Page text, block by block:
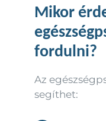
Mikor
fordulni?
Az
segíthet: